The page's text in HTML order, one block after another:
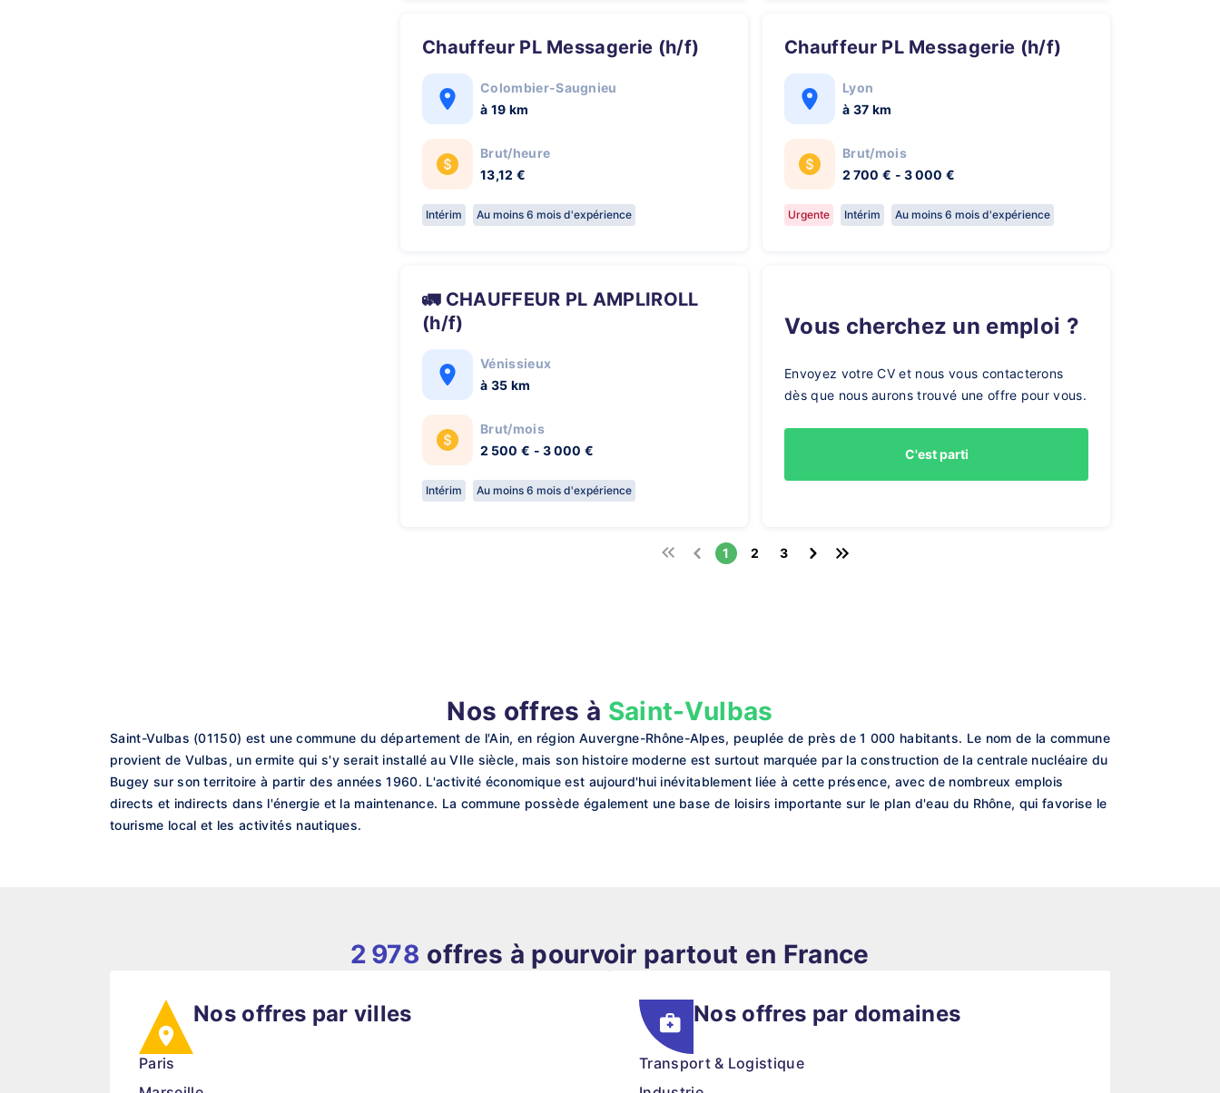
Chauffeur PL Messagerie (h/f)
Colombier-Saugnieu
à 19 km
Brut/heure
13,12 €
Intérim Au moins 6 mois d'expérience
Chauffeur PL Messagerie (h/f)
Lyon
à 37 km
Brut/mois
2 700 € - 3 000 €
Urgente Intérim Au moins 6 mois d'expérience
🚛 CHAUFFEUR PL AMPLIROLL
(h/f)
Vénissieux
à 35 km
Brut/mois
2 500 € - 3 000 €
Intérim Au moins 6 mois d'expérience
Vous cherchez un emploi ?
Envoyez votre CV et nous vous contacterons
dès que nous aurons trouvé une offre pour vous.
C'est parti
1 2 3
Nos offres à Saint-Vulbas
Saint-Vulbas (01150) est une commune du département de l'Ain, en région Auvergne-Rhône-Alpes, peuplée de près de 1 000 habitants. Le nom de la commune
provient de Vulbas, un ermite qui s'y serait installé au VIIe siècle, mais son histoire moderne est surtout marquée par la construction de la centrale nucléaire du
Bugey sur son territoire à partir des années 1960. L'activité économique est aujourd'hui inévitablement liée à cette présence, avec de nombreux emplois
directs et indirects dans l'énergie et la maintenance. La commune possède également une base de loisirs importante sur le plan d'eau du Rhône, qui favorise le
tourisme local et les activités nautiques.
2 978 offres à pourvoir partout en France
Nos offres par villes
Paris
Nos offres par domaines
Transport & Logistique